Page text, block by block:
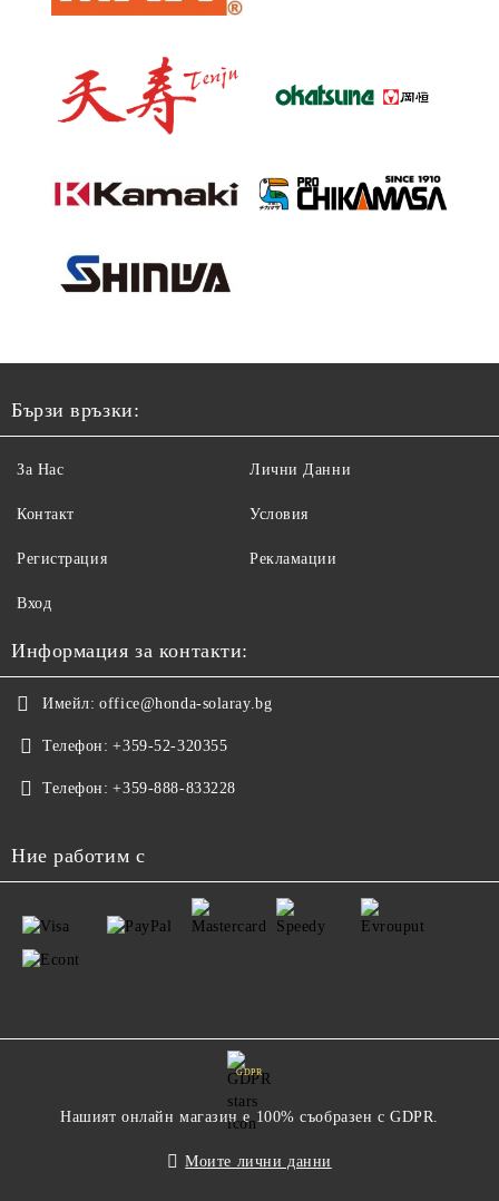
Бързи връзки:
За Нас
Контакт
Регистрация
Вход
Лични Данни
Условия
Рекламации
Информация за контакти:
Имейл: office@honda-solaray.bg
Телефон: +359-52-320355
Телефон: +359-888-833228
Ние работим с
GDPR
Нашият онлайн магазин е 100% съобразен с GDPR.
Моите лични данни